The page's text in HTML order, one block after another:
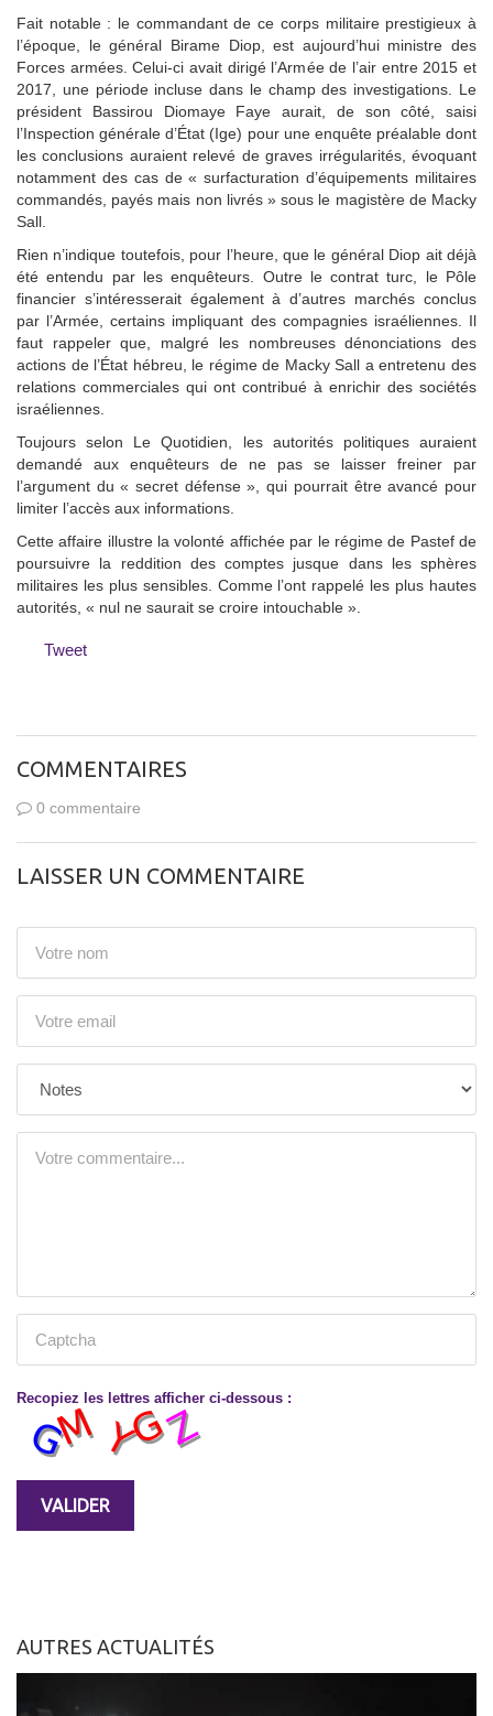
Fait notable : le commandant de ce corps militaire prestigieux à
l’époque, le général Birame Diop, est aujourd’hui ministre des
Forces armées. Celui-ci avait dirigé l’Armée de l’air entre 2015 et
2017, une période incluse dans le champ des investigations. Le
président Bassirou Diomaye Faye aurait, de son côté, saisi
l’Inspection générale d’État (Ige) pour une enquête préalable dont
les conclusions auraient relevé de graves irrégularités, évoquant
notamment des cas de « surfacturation d’équipements militaires
commandés, payés mais non livrés » sous le magistère de Macky
Sall.
Rien n’indique toutefois, pour l’heure, que le général Diop ait déjà
été entendu par les enquêteurs. Outre le contrat turc, le Pôle
financier s’intéresserait également à d’autres marchés conclus
par l’Armée, certains impliquant des compagnies israéliennes. Il
faut rappeler que, malgré les nombreuses dénonciations des
actions de l’État hébreu, le régime de Macky Sall a entretenu des
relations commerciales qui ont contribué à enrichir des sociétés
israéliennes.
Toujours selon Le Quotidien, les autorités politiques auraient
demandé aux enquêteurs de ne pas se laisser freiner par
l’argument du « secret défense », qui pourrait être avancé pour
limiter l’accès aux informations.
Cette affaire illustre la volonté affichée par le régime de Pastef de
poursuivre la reddition des comptes jusque dans les sphères
militaires les plus sensibles. Comme l’ont rappelé les plus hautes
autorités, « nul ne saurait se croire intouchable ».
Tweet
COMMENTAIRES
0 commentaire
LAISSER UN COMMENTAIRE
Recopiez les lettres afficher ci-dessous :
AUTRES ACTUALITÉS